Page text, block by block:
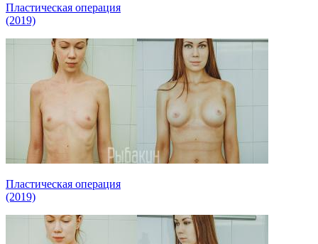
Пластическая операция
(2019)
Пластическая операция
(2019)